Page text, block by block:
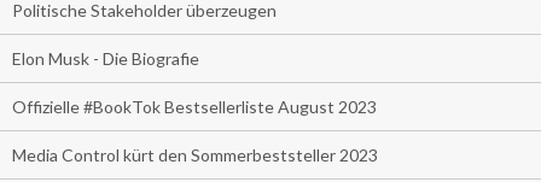
Politische Stakeholder überzeugen
Elon Musk - Die Biografie
Offizielle #BookTok Bestsellerliste August 2023
Media Control kürt den Sommerbeststeller 2023